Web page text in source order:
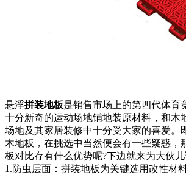
悬浮拼装地板是销售市场上的第四代体育
十分新奇的运动场地铺地装原材料，和木
场地及其家居装修中十分受大家的喜爱。
木地板，在挑选中当然便会有一些疑惑，
板对比存有什么优势呢?下边就来为大伙儿
1.防虫层面：拼装地板为关键选用改性材